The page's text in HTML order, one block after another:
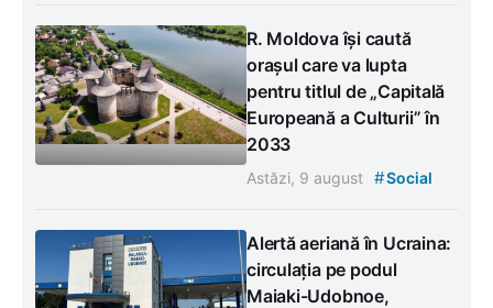
R. Moldova își caută
orașul care va lupta
pentru titlul de „Capitală
Europeană a Culturii” în
2033
Astăzi, 9 august #Social
Alertă aeriană în Ucraina:
circulația pe podul
Maiaki-Udobnoe,